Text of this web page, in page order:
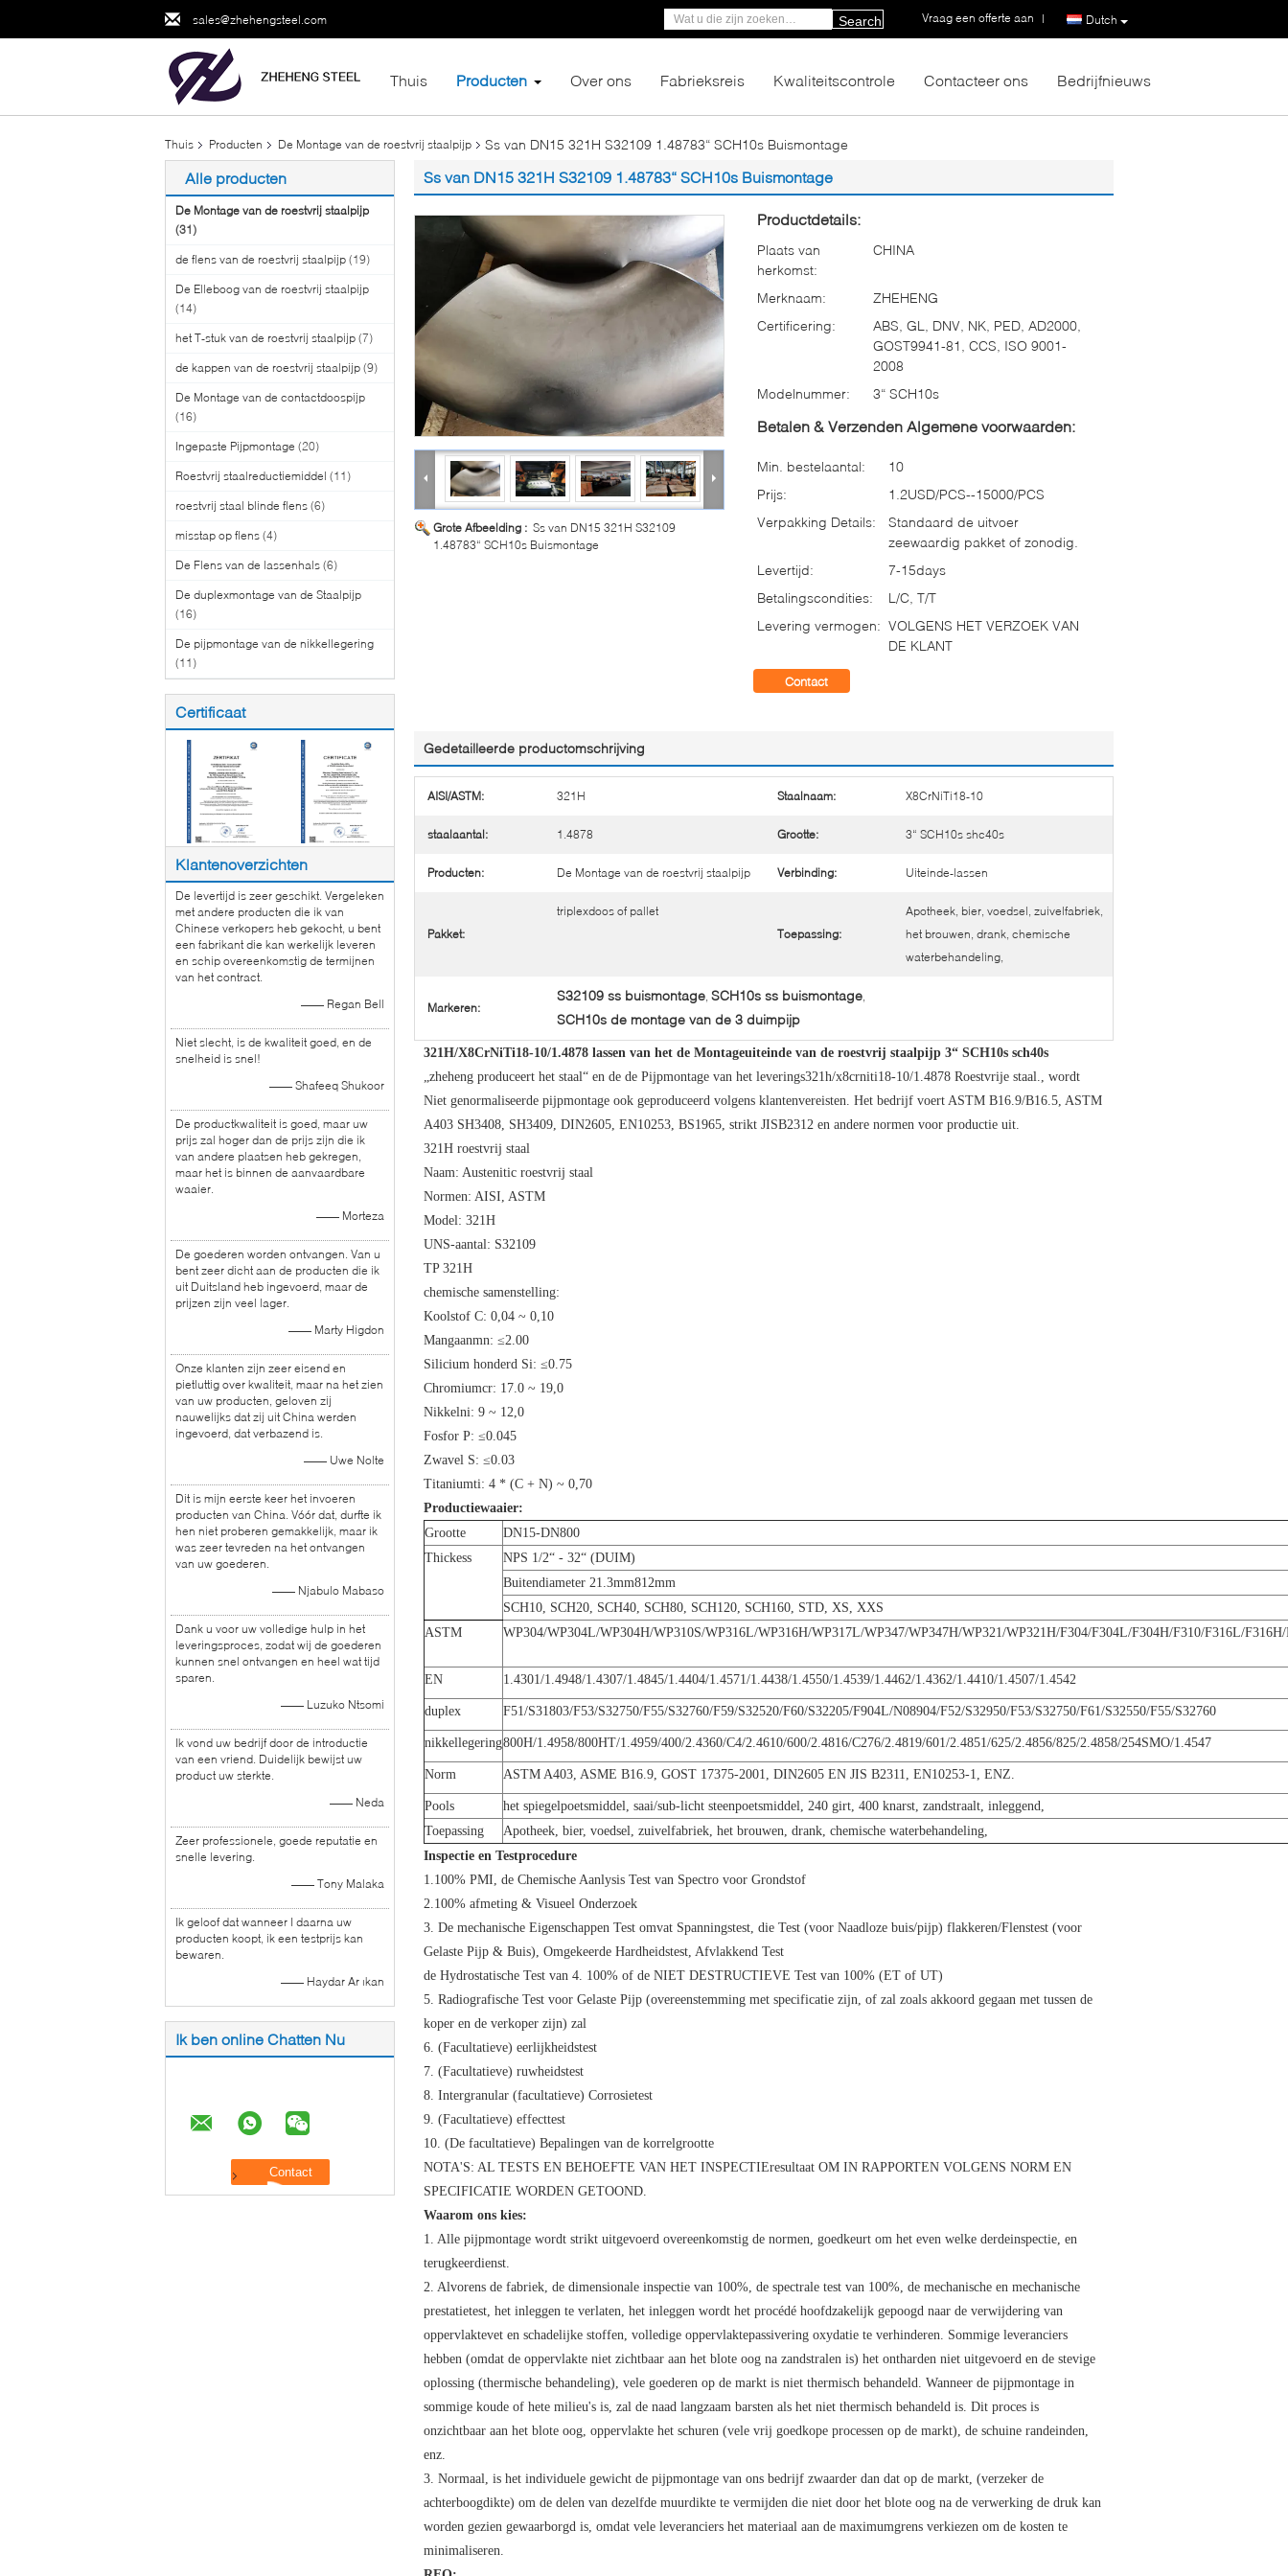
sales@zhehengsteel.com Dutch
Vraag een offerte aan |
Search
Thuis Producten Over ons Fabrieksreis Kwaliteitscontrole Contacteer ons Bedrijfnieuws
Thuis Producten De Montage van de roestvrij staalpijp Ss van DN15 321H S32109 1.48783“ SCH10s Buismontage
Alle producten
De Montage van de roestvrij staalpijp
(31)
de flens van de roestvrij staalpijp (19)
De Elleboog van de roestvrij staalpijp
(14)
het T-stuk van de roestvrij staalpijp (7)
de kappen van de roestvrij staalpijp (9)
De Montage van de contactdoospijp
(16)
Ingepaste Pijpmontage (20)
Roestvrij staalreductiemiddel (11)
roestvrij staal blinde flens (6)
misstap op flens (4)
De Flens van de lassenhals (6)
De duplexmontage van de Staalpijp
(16)
De pijpmontage van de nikkellegering
(11)
Certificaat
Klantenoverzichten
De levertijd is zeer geschikt. Vergeleken
met andere producten die ik van
Chinese verkopers heb gekocht, u bent
een fabrikant die kan werkelijk leveren
en schip overeenkomstig de termijnen
van het contract.
—— Regan Bell
Niet slecht, is de kwaliteit goed, en de
snelheid is snel!
—— Shafeeq Shukoor
De productkwaliteit is goed, maar uw
prijs zal hoger dan de prijs zijn die ik
van andere plaatsen heb gekregen,
maar het is binnen de aanvaardbare
waaier.
—— Morteza
De goederen worden ontvangen. Van u
bent zeer dicht aan de producten die ik
uit Duitsland heb ingevoerd, maar de
prijzen zijn veel lager.
—— Marty Higdon
Onze klanten zijn zeer eisend en
pietluttig over kwaliteit, maar na het zien
van uw producten, geloven zij
nauwelijks dat zij uit China werden
ingevoerd, dat verbazend is.
—— Uwe Nolte
Dit is mijn eerste keer het invoeren
producten van China. Vóór dat, durfte ik
hen niet proberen gemakkelijk, maar ik
was zeer tevreden na het ontvangen
van uw goederen.
—— Njabulo Mabaso
Dank u voor uw volledige hulp in het
leveringsproces, zodat wij de goederen
kunnen snel ontvangen en heel wat tijd
sparen.
—— Luzuko Ntsomi
Ik vond uw bedrijf door de introductie
van een vriend. Duidelijk bewijst uw
product uw sterkte.
—— Neda
Zeer professionele, goede reputatie en
snelle levering.
—— Tony Malaka
Ik geloof dat wanneer I daarna uw
producten koopt, ik een testprijs kan
bewaren.
—— Haydar Ar ıkan
Ik ben online Chatten Nu
Ss van DN15 321H S32109 1.48783“ SCH10s Buismontage
Grote Afbeelding : Ss van DN15 321H S32109
1.48783“ SCH10s Buismontage
Productdetails:
Plaats van
herkomst:
CHINA
Merknaam:
ZHEHENG
Certificering:
ABS, GL, DNV, NK, PED, AD2000,
GOST9941-81, CCS, ISO 9001-
2008
Modelnummer:
3“ SCH10s
Betalen & Verzenden Algemene voorwaarden:
Min. bestelaantal:
10
Prijs:
1.2USD/PCS--15000/PCS
Verpakking Details:
Standaard de uitvoer
zeewaardig pakket of zonodig.
Levertijd:
7-15days
Betalingscondities:
L/C, T/T
Levering vermogen: VOLGENS HET VERZOEK VAN
DE KLANT
Contact
Gedetailleerde productomschrijving
AISI/ASTM: 321H Staalnaam: X8CrNiTi18-10
staalaantal: 1.4878 Grootte: 3“ SCH10s shc40s
Producten: De Montage van de roestvrij staalpijp Verbinding: Uiteinde-lassen
Pakket:
triplexdoos of pallet
Toepassing:
Apotheek, bier, voedsel, zuivelfabriek,
het brouwen, drank, chemische
waterbehandeling,
Markeren:
S32109 ss buismontage, SCH10s ss buismontage,
SCH10s de montage van de 3 duimpijp
321H/X8CrNiTi18-10/1.4878 lassen van het de Montageuiteinde van de roestvrij staalpijp 3“ SCH10s sch40s
„zheheng produceert het staal“ en de de Pijpmontage van het leverings321h/x8crniti18-10/1.4878 Roestvrije staal., wordt
Niet genormaliseerde pijpmontage ook geproduceerd volgens klantenvereisten. Het bedrijf voert ASTM B16.9/B16.5, ASTM
A403 SH3408, SH3409, DIN2605, EN10253, BS1965, strikt JISB2312 en andere normen voor productie uit.
321H roestvrij staal
Naam: Austenitic roestvrij staal
Normen: AISI, ASTM
Model: 321H
UNS-aantal: S32109
TP 321H
chemische samenstelling:
Koolstof C: 0,04 ~ 0,10
Mangaanmn: ≤2.00
Silicium honderd Si: ≤0.75
Chromiumcr: 17.0 ~ 19,0
Nikkelni: 9 ~ 12,0
Fosfor P: ≤0.045
Zwavel S: ≤0.03
Titaniumti: 4 * (C + N) ~ 0,70
Productiewaaier:
Grootte
DN15-DN800
Thickess
NPS 1/2“ - 32“ (DUIM)
Buitendiameter 21.3mm812mm
SCH10, SCH20, SCH40, SCH80, SCH120, SCH160, STD, XS, XXS
ASTM
WP304/WP304L/WP304H/WP310S/WP316L/WP316H/WP317L/WP347/WP347H/WP321/WP321H/F304/F304L/F304H/F310/F316L/
EN 1.4301/1.4948/1.4307/1.4845/1.4404/1.4571/1.4438/1.4550/1.4539/1.4462/1.4362/1.4410/1.4507/1.4542
duplex F51/S31803/F53/S32750/F55/S32760/F59/S32520/F60/S32205/F904L/N08904/F52/S32950/F53/S32750/F61/S32550/F55/S32760
nikkellegering800H/1.4958/800HT/1.4959/400/2.4360/C4/2.4610/600/2.4816/C276/2.4819/601/2.4851/625/2.4856/825/2.4858/254SMO/1.4547
Norm ASTM A403, ASME B16.9, GOST 17375-2001, DIN2605 EN JIS B2311, EN10253-1, ENZ.
Pools
het spiegelpoetsmiddel, saai/sub-licht steenpoetsmiddel, 240 girt, 400 knarst, zandstraalt, inleggend,
Toepassing
Apotheek, bier, voedsel, zuivelfabriek, het brouwen, drank, chemische waterbehandeling,
Inspectie en Testprocedure
1.100% PMI, de Chemische Aanlysis Test van Spectro voor Grondstof
2.100% afmeting & Visueel Onderzoek
3. De mechanische Eigenschappen Test omvat Spanningstest, die Test (voor Naadloze buis/pijp) flakkeren/Flenstest (voor
Gelaste Pijp & Buis), Omgekeerde Hardheidstest, Afvlakkend Test
de Hydrostatische Test van 4. 100% of de NIET DESTRUCTIEVE Test van 100% (ET of UT)
5. Radiografische Test voor Gelaste Pijp (overeenstemming met specificatie zijn, of zal zoals akkoord gegaan met tussen de
koper en de verkoper zijn) zal
6. (Facultatieve) eerlijkheidstest
7. (Facultatieve) ruwheidstest
8. Intergranular (facultatieve) Corrosietest
9. (Facultatieve) effecttest
10. (De facultatieve) Bepalingen van de korrelgrootte
NOTA'S: AL TESTS EN BEHOEFTE VAN HET INSPECTIEresultaat OM IN RAPPORTEN VOLGENS NORM EN
SPECIFICATIE WORDEN GETOOND.
Waarom ons kies:
1. Alle pijpmontage wordt strikt uitgevoerd overeenkomstig de normen, goedkeurt om het even welke derdeinspectie, en
terugkeerdienst.
2. Alvorens de fabriek, de dimensionale inspectie van 100%, de spectrale test van 100%, de mechanische en mechanische
prestatietest, het inleggen te verlaten, het inleggen wordt het procédé hoofdzakelijk gepoogd naar de verwijdering van
oppervlaktevet en schadelijke stoffen, volledige oppervlaktepassivering oxydatie te verhinderen. Sommige leveranciers
hebben (omdat de oppervlakte niet zichtbaar aan het blote oog na zandstralen is) het ontharden niet uitgevoerd en de stevige
oplossing (thermische behandeling), vele goederen op de markt is niet thermisch behandeld. Wanneer de pijpmontage in
sommige koude of hete milieu's is, zal de naad langzaam barsten als het niet thermisch behandeld is. Dit proces is
onzichtbaar aan het blote oog, oppervlakte het schuren (vele vrij goedkope processen op de markt), de schuine randeinden,
enz.
3. Normaal, is het individuele gewicht de pijpmontage van ons bedrijf zwaarder dan dat op de markt, (verzeker de
achterboogdikte) om de delen van dezelfde muurdikte te vermijden die niet door het blote oog na de verwerking de druk kan
worden gezien gewaarborgd is, omdat vele leveranciers het materiaal aan de maximumgrens verkiezen om de kosten te
minimaliseren.